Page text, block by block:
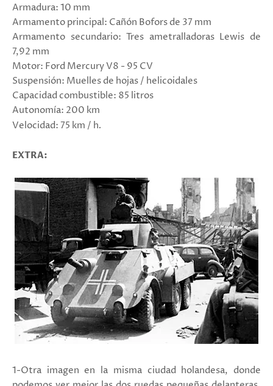
Armadura: 10 mm
Armamento principal: Cañón Bofors de 37 mm
Armamento secundario: Tres ametralladoras Lewis de
7,92 mm
Motor: Ford Mercury V8 - 95 CV
Suspensión: Muelles de hojas / helicoidales
Capacidad combustible: 85 litros
Autonomía: 200 km
Velocidad: 75 km / h.
EXTRA:
1-Otra imagen en la misma ciudad holandesa, donde